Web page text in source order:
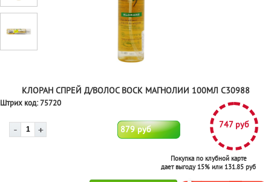
КЛОРАН СПРЕЙ Д/ВОЛОС ВОСК МАГНОЛИИ 100МЛ С30988
Штрих код:75720
879 руб 747 руб
Покупка по клубной карте
дает выгоду 15% или 131.85 руб